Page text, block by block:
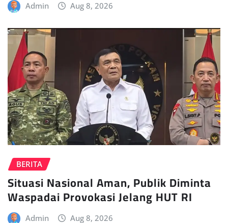
Admin Aug 8, 2026
BERITA
Situasi Nasional Aman, Publik Diminta
Waspadai Provokasi Jelang HUT RI
Admin Aug 8, 2026